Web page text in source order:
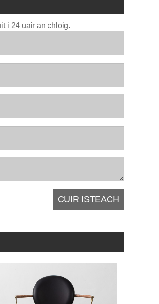
i 24 uair an chloig.